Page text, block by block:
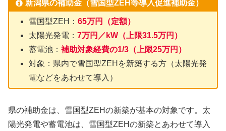
新潟県の補助金（雪国型ZEH等導入促進補助金）
雪国型ZEH： 65万円（定額）
太陽光発電： 7万円／kW（上限31.5万円）
蓄電池： 補助対象経費の1/3（上限25万円）
対象：県内で雪国型ZEHを新築する方（太陽光発
電などをあわせて導入）
県の補助金は、雪国型ZEHの新築が基本の対象です。太
陽光発電や蓄電池は、雪国型ZEHの新築とあわせて導入